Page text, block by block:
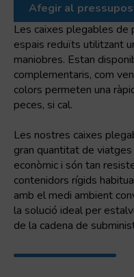
plegable
perforada
400x300x114
mm
Afegir al
Les caixes plegables de
espais reduïts utilitzant
maniobres. Estan
complementaris, com
colors permeten una
peces, si cal.
Les nostres caixes
gran quantitat de
econòmic i són tan
contenidors rígids
amb el medi ambient
la solució ideal per
de la cadena de